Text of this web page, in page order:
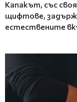
Капакът, със
щифтове,
естествените